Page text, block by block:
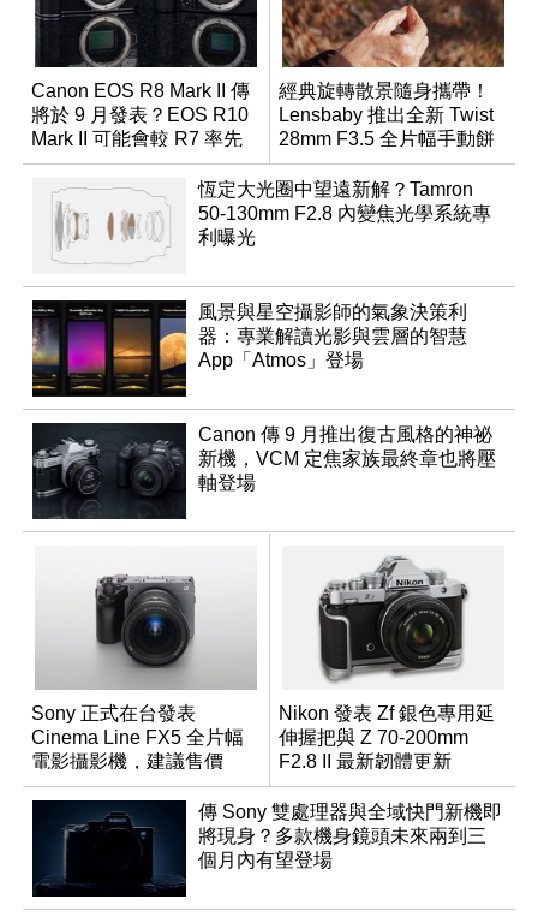
Canon EOS R8 Mark II 傳
將於 9 月發表？EOS R10
Mark II 可能會較 R7 率先
推出
經典旋轉散景隨身攜帶！
Lensbaby 推出全新 Twist
28mm F3.5 全片幅手動餅
乾鏡
恆定大光圈中望遠新解？Tamron
50-130mm F2.8 內變焦光學系統專
利曝光
風景與星空攝影師的氣象決策利
器：專業解讀光影與雲層的智慧
App「Atmos」登場
Canon 傳 9 月推出復古風格的神祕
新機，VCM 定焦家族最終章也將壓
軸登場
Sony 正式在台發表
Cinema Line FX5 全片幅
電影攝影機，建議售價
NT$144,980
Nikon 發表 Zf 銀色專用延
伸握把與 Z 70-200mm
F2.8 II 最新韌體更新
傳 Sony 雙處理器與全域快門新機即
將現身？多款機身鏡頭未來兩到三
個月內有望登場